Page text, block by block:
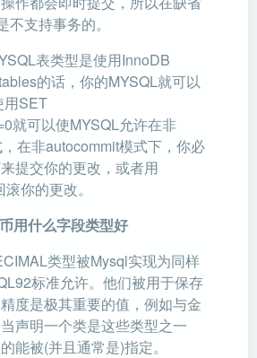
支持事务的。
表类型是使用InnoDB
的话，你的MYSQL就可以
用SET
就可以使MYSQL允许在非
在非autocommit模式下，你必
提交你的更改，或者用
你的更改。
用什么字段类型好
类型被Mysql实现为同样
标准允许。他们被用于保存
度是极其重要的值，例如与金
声明一个类是这些类型之一
能被(并且通常是)指定。